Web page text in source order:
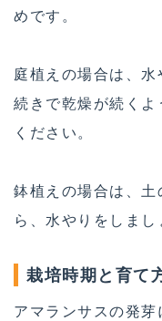
めです。
庭植えの場合は、
続きで乾燥が続く
ください。
鉢植えの場合は、
ら、水やりをしまし
栽培時期と育て
アマランサスの発